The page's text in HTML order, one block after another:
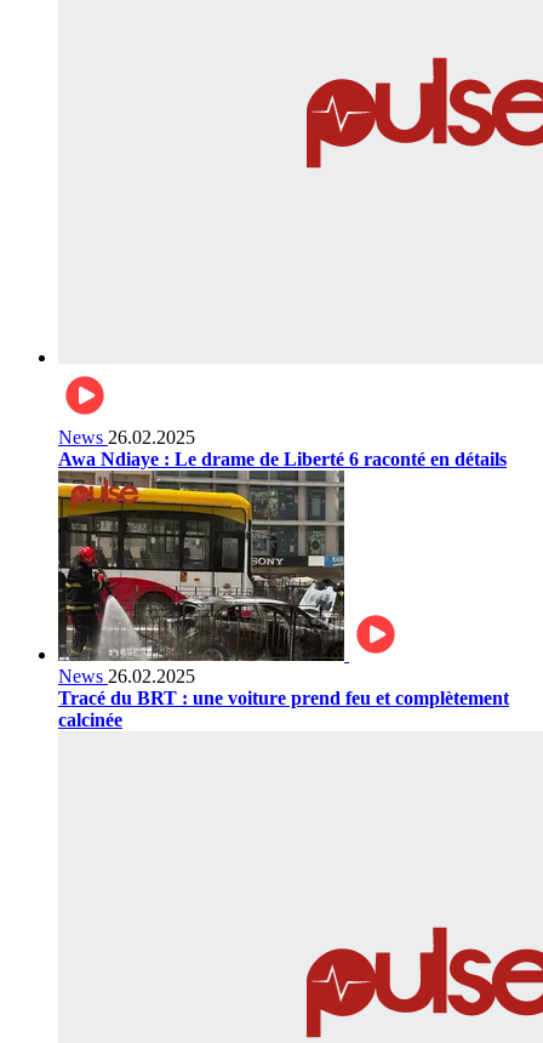
News 26.02.2025
Awa Ndiaye : Le drame de Liberté 6 raconté en détails
News 26.02.2025
Tracé du BRT : une voiture prend feu et complètement
calcinée